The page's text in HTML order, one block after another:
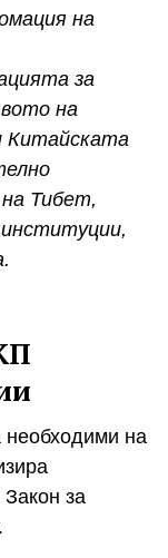
на
за
на
Китайската
Тибет,
необходими на
за